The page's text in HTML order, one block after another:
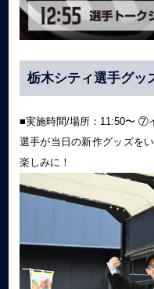
栃木シティ選手グッ
■実施時間/場所：11:50〜 ⑦
選手が当日の新作グッズを
楽しみに！